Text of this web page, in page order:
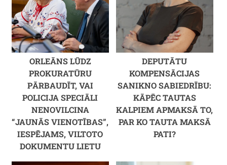
ORLEĀNS LŪDZ
PROKURATŪRU
PĀRBAUDĪT, VAI
POLICIJA SPECIĀLI
NENOVILCINA
“JAUNĀS VIENOTĪBAS”,
IESPĒJAMS, VILTOTO
DOKUMENTU LIETU
DEPUTĀTU
KOMPENSĀCIJAS
SANIKNO SABIEDRĪBU:
KĀPĒC TAUTAS
KALPIEM APMAKSĀ TO,
PAR KO TAUTA MAKSĀ
PATI?